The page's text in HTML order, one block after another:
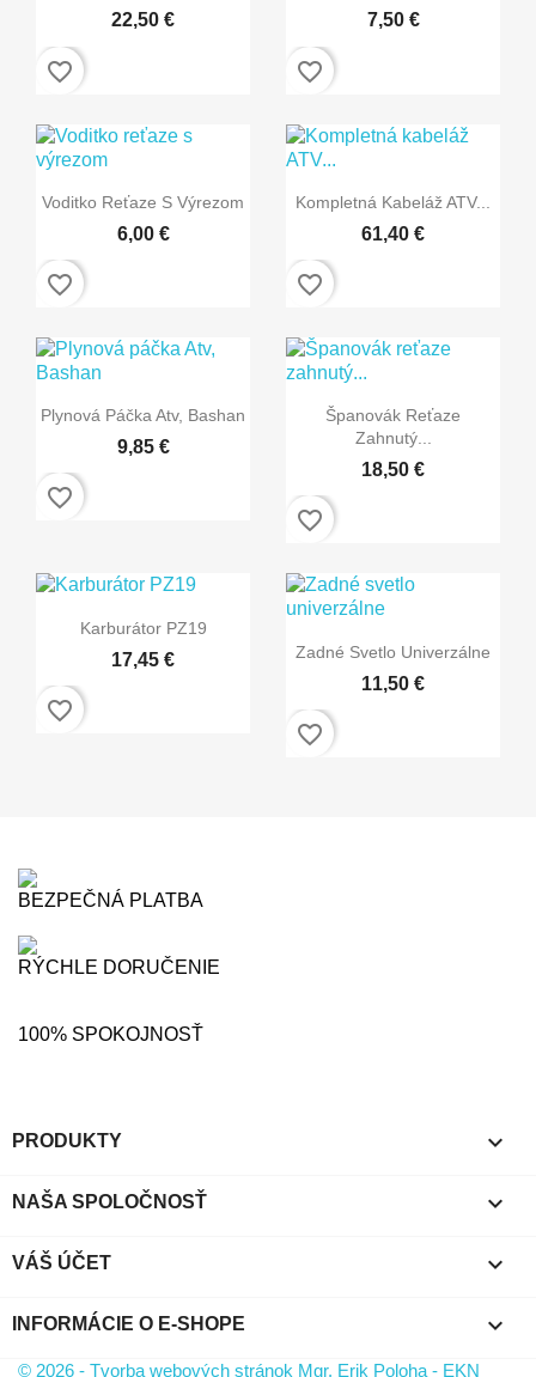
22,50 €
favorite_border
7,50 €
favorite_border
Rýchly náhľad
Voditko Reťaze S Výrezom
6,00 €
favorite_border
Rýchly náhľad
Kompletná Kabeláž ATV...
61,40 €
favorite_border
Rýchly náhľad
Plynová Páčka Atv, Bashan
9,85 €
favorite_border
Rýchly náhľad
Španovák Reťaze
Zahnutý...
18,50 €
favorite_border
Rýchly náhľad
Karburátor PZ19
17,45 €
favorite_border
 Rýchly náhľad
Zadné Svetlo Univerzálne
11,50 €
favorite_border
BEZPEČNÁ PLATBA
RÝCHLE DORUČENIE
100% SPOKOJNOSŤ
PRODUKTY 
NAŠA SPOLOČNOSŤ 
VÁŠ ÚČET 
INFORMÁCIE O E-SHOPE keyboard_arrow_down
© 2026 - Tvorba webových stránok Mgr. Erik Poloha - EKN